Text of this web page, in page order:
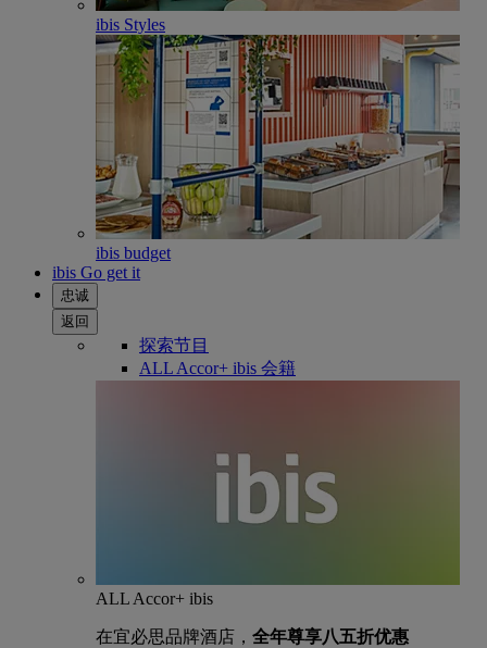
ibis Styles
ibis budget
ibis Go get it
忠诚
返回
探索节目
ALL Accor+ ibis 会籍
ALL Accor+ ibis
在宜必思品牌酒店， 全年尊享八五折优惠